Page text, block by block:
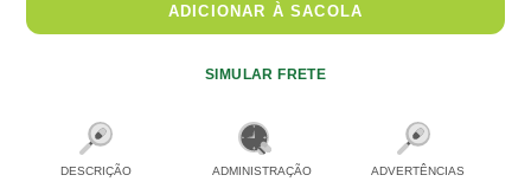
ADICIONAR À SACOLA
SIMULAR FRETE
DESCRIÇÃO ADMINISTRAÇÃO ADVERTÊNCIAS